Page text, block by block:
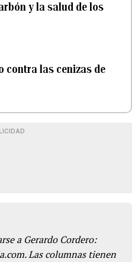
y la salud de los
contra las cenizas de
a Gerardo Cordero:
Las columnas tienen